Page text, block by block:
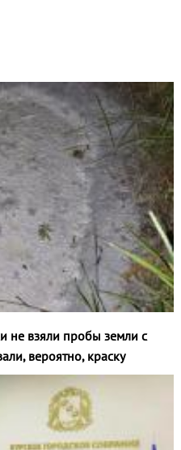
не взяли пробы земли с
вероятно, краску